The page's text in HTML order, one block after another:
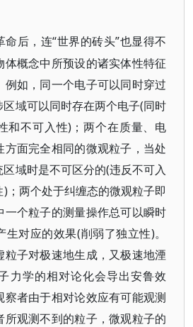
命后，连“世界的砖头”也显得不
概念中所预设的诸实体性特征
如，同一个电子可以同时穿过
域可以同时存在两个电子(同时
和不可入性)；两个在质量、电
面完全相同的微观粒子，当处
域时是不可区分的(违反不可入
；两个处于纠缠态的微观粒子即
一个粒子的测量操作总可以瞬时
对应的效果(削弱了独立性)。
子对极速地生成，又极速地湮
力学的相对论化会导出安鲁效
察者由于相对论效应有可能观测
观测不到的粒子，微观粒子的